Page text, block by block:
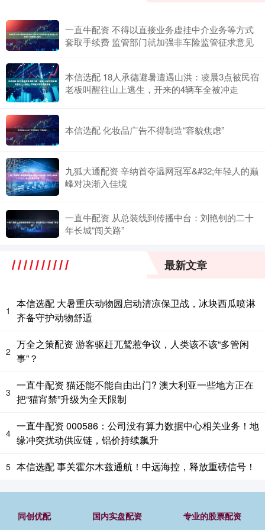
一直牛配资 不得以直接业务虚挂中介业务等方式
套取手续费 监管部门就加强非车险监管征求意见
本信选配 18人承德避暑遭遇山洪：凌晨3点被民宿
老板叫醒往山上逃生，开来的4辆车全被冲走
本信选配 化妆品广告不得制造“容貌焦虑”
九狐大通配资 辛纳首夺温网冠军&#32;年轻人的巅
峰对决渐入佳境
一直牛配资 从总装线到传播中台：刘艳钊的二十
年长城“闯关路”
最新文章
1
本信选配 大暑重庆动物园启动清凉保卫战，冰块西瓜喷淋
齐备守护动物舒适
2
万全之策配资 游客驱赶兀鹫惹争议，人类该不该“多管闲
事”？
3
一直牛配资 猫还能不能自由出门? 澳大利亚一些地方正在
把“猫宵禁”升级为全天限制
4
一直牛配资 000586：公司没有算力数据中心相关业务！地
缘冲突扰动供应链，铝价持续飙升
5 本信选配 事关霍尔木兹通航！中远海控，释放重磅信号！
同创优配 国内实盘配资 专业的股票配资